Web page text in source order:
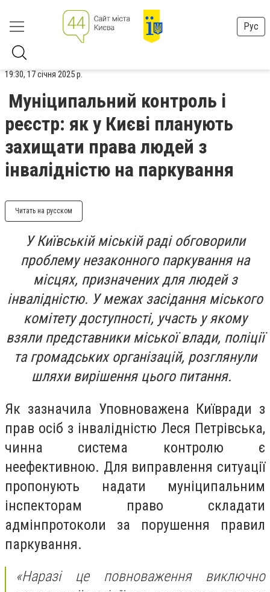
Рус
19:30, 17 січня 2025 р.
Муніципальний контроль і
реєстр: як у Києві планують
захищати права людей з
інвалідністю на паркування
Читать на русском
У Київській міській раді обговорили
проблему незаконного паркування на
місцях, призначених для людей з
інвалідністю. У межах засідання міського
комітету доступності, участь у якому
взяли представники міської влади, поліції
та громадських організацій, розглянули
шляхи вирішення цього питання.
Як зазначила Уповноважена Київради з
прав осіб з інвалідністю Леся Петрівська,
чинна система контролю є
неефективною. Для виправлення ситуації
пропонують надати муніципальним
інспекторам право складати
адмінпротоколи за порушення правил
паркування.
«Наразі це повноваження виключно